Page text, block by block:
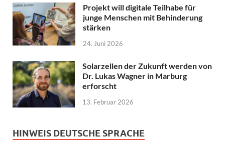
Projekt will digitale Teilhabe für
junge Menschen mit Behinderung
stärken
24. Juni 2026
Solarzellen der Zukunft werden von
Dr. Lukas Wagner in Marburg
erforscht
13. Februar 2026
HINWEIS DEUTSCHE SPRACHE